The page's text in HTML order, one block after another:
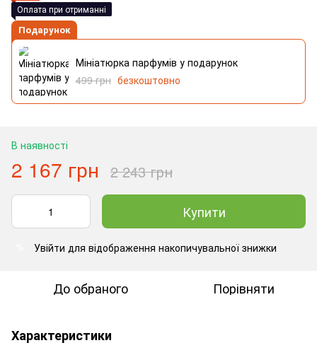
Оплата при отриманні
Подарунок
Мініатюрка парфумів у подарунок
499 грн безкоштовно
В наявності
2 167 грн 2 243 грн
Купити
Увійти для відображення накопичувальної знижки
До обраного Порівняти
Характеристики